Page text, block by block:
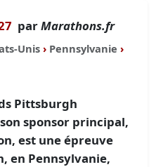
parMarathons.fr
Unis › Pennsylvanie ›
Pittsburgh
sponsor principal,
est une épreuve
en Pennsylvanie,